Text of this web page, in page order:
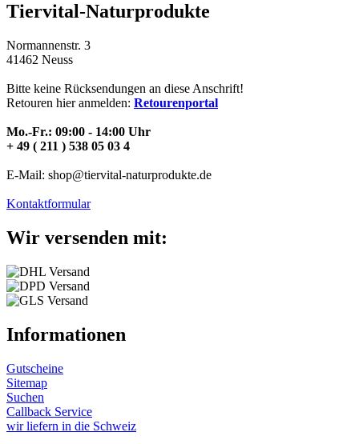
Tiervital-Naturprodukte
Normannenstr. 3
41462 Neuss
Bitte keine Rücksendungen an diese Anschrift!
Retouren hier anmelden: Retourenportal
Mo.-Fr.: 09:00 - 14:00 Uhr
+ 49 ( 211 ) 538 05 03 4
E-Mail: shop@tiervital-naturprodukte.de
Kontaktformular
Wir versenden mit:
Informationen
Gutscheine
Sitemap
Suchen
Callback Service
wir liefern in die Schweiz